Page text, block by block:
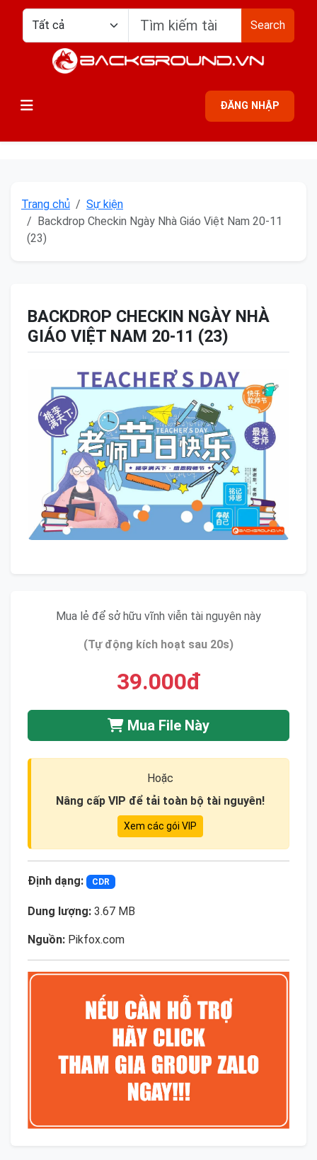
Search
ĐĂNG NHẬP
Trang chủ
Sự kiện
Backdrop Checkin Ngày Nhà Giáo Việt Nam 20-11
(23)
BACKDROP CHECKIN NGÀY NHÀ
GIÁO VIỆT NAM 20-11 (23)
Mua lẻ để sở hữu vĩnh viễn tài nguyên này
(Tự động kích hoạt sau 20s)
39.000đ
Mua File Này
Hoặc
Nâng cấp VIP để tải toàn bộ tài nguyên!
Xem các gói VIP
Định dạng: CDR
Dung lượng: 3.67 MB
Nguồn: Pikfox.com